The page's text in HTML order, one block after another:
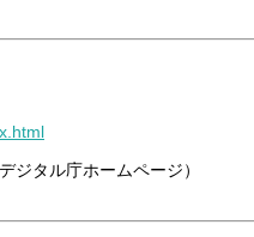
ジタル庁ホームページ）